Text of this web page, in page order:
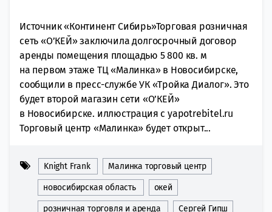
Источник «Континент Сибирь»Торговая розничная
сеть «О’КЕЙ» заключила долгосрочный договор
аренды помещения площадью 5 800 кв. м
на первом этаже ТЦ «Малинка» в Новосибирске,
сообщили в пресс-службе УК «Тройка Диалог». Это
будет второй магазин сети «О’КЕЙ»
в Новосибирске. иллюстрация с yapotrebitel.ru
Торговый центр «Малинка» будет открыт...
Knight Frank Малинка торговый центр
новосибирская область окей
розничная торговля и аренда Сергей Гипш